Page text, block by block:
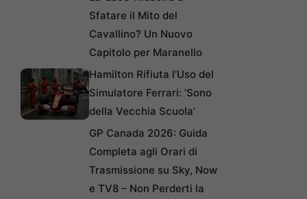
Sfatare il Mito del
Cavallino? Un Nuovo
Capitolo per Maranello
Hamilton Rifiuta l’Uso del
Simulatore Ferrari: ‘Sono
della Vecchia Scuola’
GP Canada 2026: Guida
Completa agli Orari di
Trasmissione su Sky, Now
e TV8 – Non Perderti la